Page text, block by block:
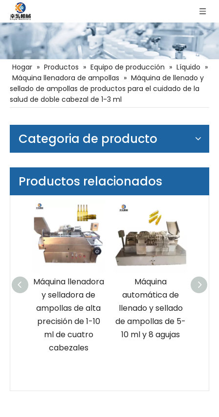
Hogar » Productos » Equipo de producción » Líquido »
Máquina llenadora de ampollas » Máquina de llenado y
sellado de ampollas de productos para el cuidado de la
salud de doble cabezal de 1-3 ml
Categoria de producto
Productos relacionados
Máquina llenadora
y selladora de
ampollas de alta
precisión de 1-10
ml de cuatro
cabezales
Máquina
automática de
llenado y sellado
de ampollas de 5-
10 ml y 8 agujas